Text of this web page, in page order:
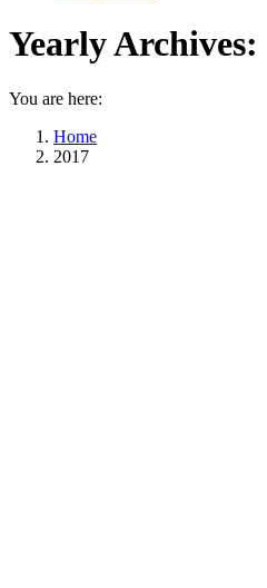
Yearly Archives:
You are here:
Home
2017